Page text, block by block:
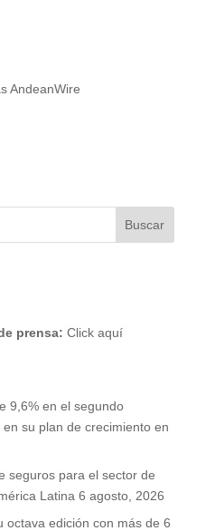
AndeanWire
prensa: Click aquí
9,6% en el segundo
su plan de crecimiento en
seguros para el sector de
Latina 6 agosto, 2026
octava edición con más de 6